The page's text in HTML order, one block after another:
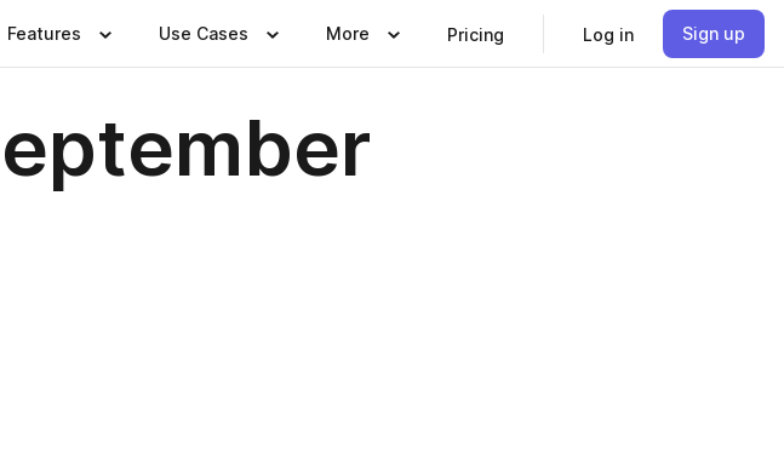
Features Use Cases More Pricing Log in Sign up